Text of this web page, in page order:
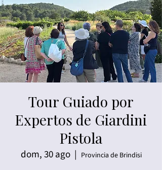
Tour Guiado por
Expertos de Giardini
Pistola
dom, 30 ago
  |
Provincia de Brindisi